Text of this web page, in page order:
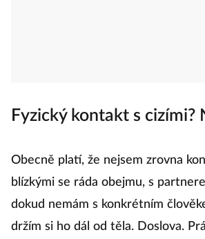
Fyzický kontakt s cizími?
Obecně platí, že nejsem zrovna
blízkými se ráda obejmu, s
dokud nemám s konkrétním
držím si ho dál od těla. Doslova.